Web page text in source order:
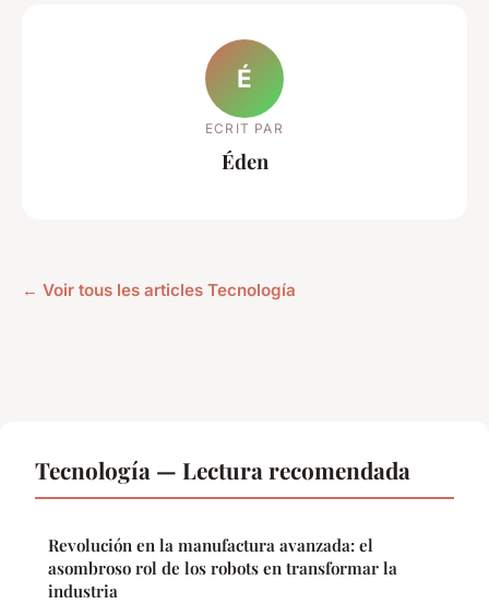
É
ECRIT PAR
Éden
← Voir tous les articles Tecnología
Tecnología — Lectura recomendada
Revolución en la manufactura avanzada: el
asombroso rol de los robots en transformar la
industria